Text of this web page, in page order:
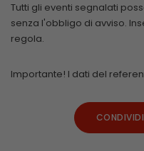
Tutti gli eventi segnalati
senza l'obbligo di avviso.
regola.
Importante! I dati del